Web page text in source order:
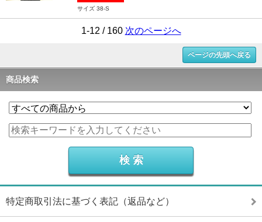
サイズ 38-S
1-12 / 160 次のページへ
ページの先頭へ戻る
商品検索
特定商取引法に基づく表記（返品など）